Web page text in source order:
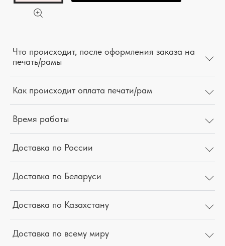
Что происходит, после оформления заказа на
печать/рамы
Как происходит оплата печати/рам
Время работы
Доставка по России
Доставка по Беларуси
Доставка по Казахстану
Доставка по всему миру